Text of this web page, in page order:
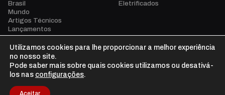
Brasil
Mundo
Artigos Técnicos
Lançamentos
Eventos
Opinião
Vídeos
Eletrificados
Utilizamos cookies para lhe proporcionar a melhor experiência
no nosso site.
Pode saber mais sobre quais cookies utilizamos ou desativá-
los nas configurações.
Aceitar